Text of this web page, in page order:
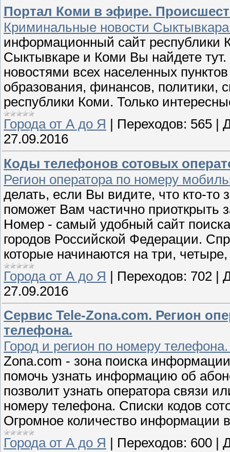
Портал Коми в эфире.
Криминальные новости
информационный сайт республики
Сыктывкаре и Коми Вы найдете тут.
новостями всех населенных
образования, финансов, политики,
республики Коми. Только
Города от А до Я
Переходов: 565
27.09.2016
Коды телефонов сотовых
Регион оператора по номеру
делать, если Вы видите, что кто-то
поможет Вам частично приоткрыть
Номер - самый удобный сайт
городов Российской Федерации.
которые начинаются на три,
Города от А до Я | Переходов: 702 |
27.09.2016
Сервис Tele-Zona.com. Регион
телефона.
Город и регион по номеру
Zona.com - зона поиска
помочь узнать информацию об
позволит узнать оператора связи
номеру телефона. Списки кодов
Огромное количество информации
Города от А до Я
Переходов: 600